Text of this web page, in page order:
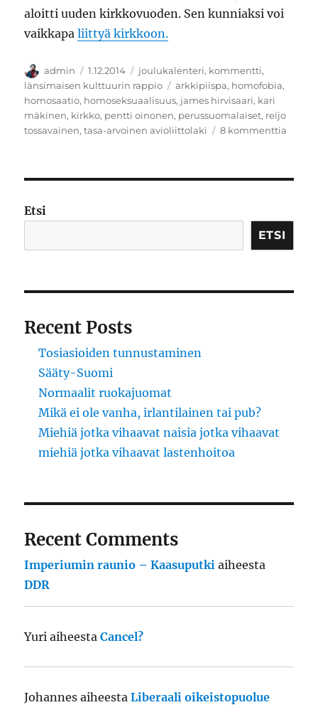
aloitti uuden kirkkovuoden. Sen kunniaksi voi
vaikkapaliittyä kirkkoon.
Kirjoittaja
admin Julkaistu
1.12.2014 Kategoriat
joulukalenteri, kommentti,
länsimaisen kulttuurin rappio
Avainsanat
arkkipiispa, homofobia,
homosaatio, homoseksuaalisuus, james hirvisaari, kari
mäkinen, kirkko, pentti oinonen, perussuomalaiset, reijo
tossavainen,tasa-arvoinen avioliittolaki 8 kommenttia
Etsi
ETSI
Recent Posts
Tosiasioiden tunnustaminen
Sääty-Suomi
Normaalit ruokajuomat
Mikä ei ole vanha, irlantilainen tai pub?
Miehiä jotka vihaavat naisia jotka vihaavat
miehiä jotka vihaavat lastenhoitoa
Recent Comments
Imperiumin raunio – Kaasuputki aiheesta
DDR
Yuri aiheestaCancel?
Johannes aiheestaLiberaali oikeistopuolue